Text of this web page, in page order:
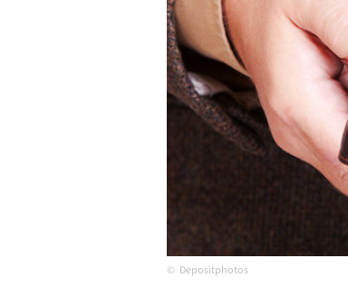
Depositphotos